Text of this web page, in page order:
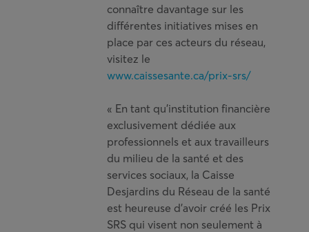
connaître davantage sur les
différentes initiatives mises en
place par ces acteurs du réseau,
visitez le
www.caissesante.ca/prix-srs/
« En tant qu’institution financière
exclusivement dédiée aux
professionnels et aux travailleurs
du milieu de la santé et des
services sociaux, la Caisse
Desjardins du Réseau de la santé
est heureuse d’avoir créé les Prix
SRS qui visent non seulement à